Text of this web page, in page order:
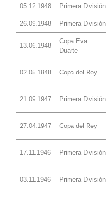
05.12.1948 Primera División
26.09.1948 Primera División
13.06.1948
Copa Eva
Duarte
02.05.1948 Copa del Rey
21.09.1947 Primera División
27.04.1947 Copa del Rey
17.11.1946 Primera División
03.11.1946 Primera División